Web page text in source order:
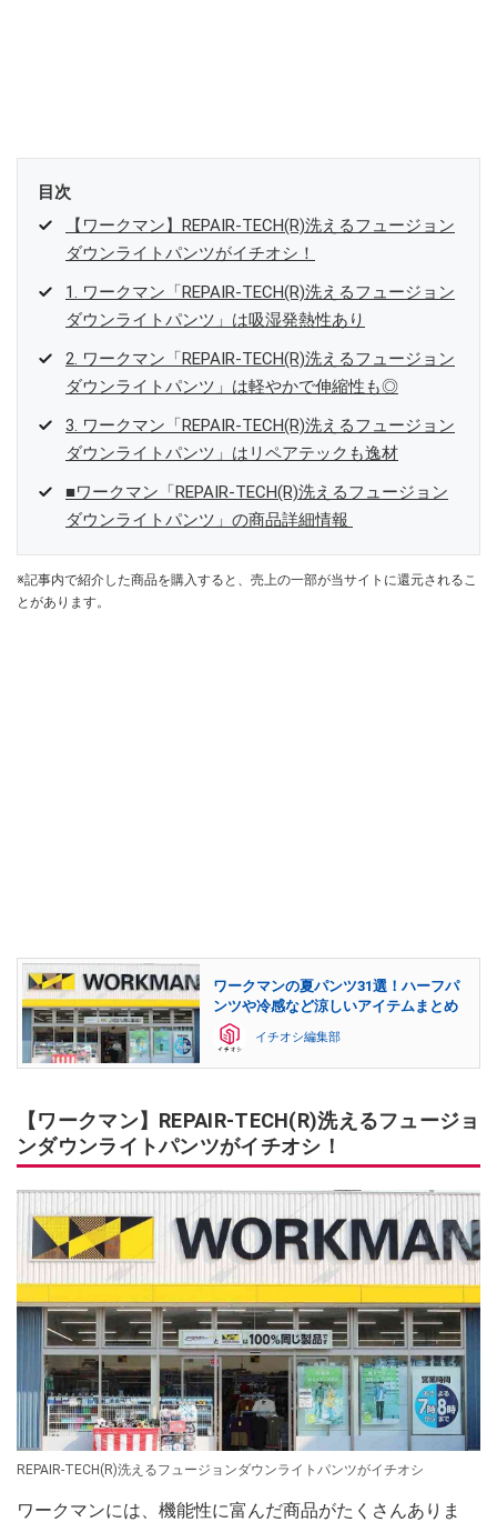
目次
【ワークマン】REPAIR-TECH(R)洗えるフュージョン
ダウンライトパンツがイチオシ！
1. ワークマン「REPAIR-TECH(R)洗えるフュージョン
ダウンライトパンツ」は吸湿発熱性あり
2. ワークマン「REPAIR-TECH(R)洗えるフュージョン
ダウンライトパンツ」は軽やかで伸縮性も◎
3. ワークマン「REPAIR-TECH(R)洗えるフュージョン
ダウンライトパンツ」はリペアテックも逸材
■ワークマン「REPAIR-TECH(R)洗えるフュージョン
ダウンライトパンツ」の商品詳細情報
※記事内で紹介した商品を購入すると、売上の一部が当サイトに還元されるこ
とがあります。
ワークマンの夏パンツ31選！ハーフパ
ンツや冷感など涼しいアイテムまとめ
イチオシ編集部
【ワークマン】REPAIR-TECH(R)洗えるフュージョ
ンダウンライトパンツがイチオシ！
REPAIR-TECH(R)洗えるフュージョンダウンライトパンツがイチオシ
ワークマンには、機能性に富んだ商品がたくさんありま